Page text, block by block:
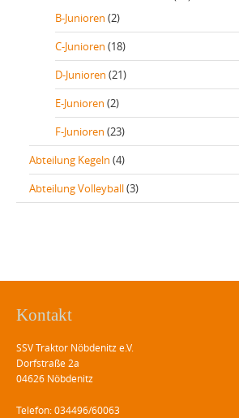
B-Junioren (2)
C-Junioren (18)
D-Junioren (21)
E-Junioren (2)
F-Junioren (23)
Abteilung Kegeln (4)
Abteilung Volleyball(3)
Kontakt
SSV Traktor Nöbdenitz e.V.
Dorfstraße 2a
04626 Nöbdenitz
Telefon: 034496/60063